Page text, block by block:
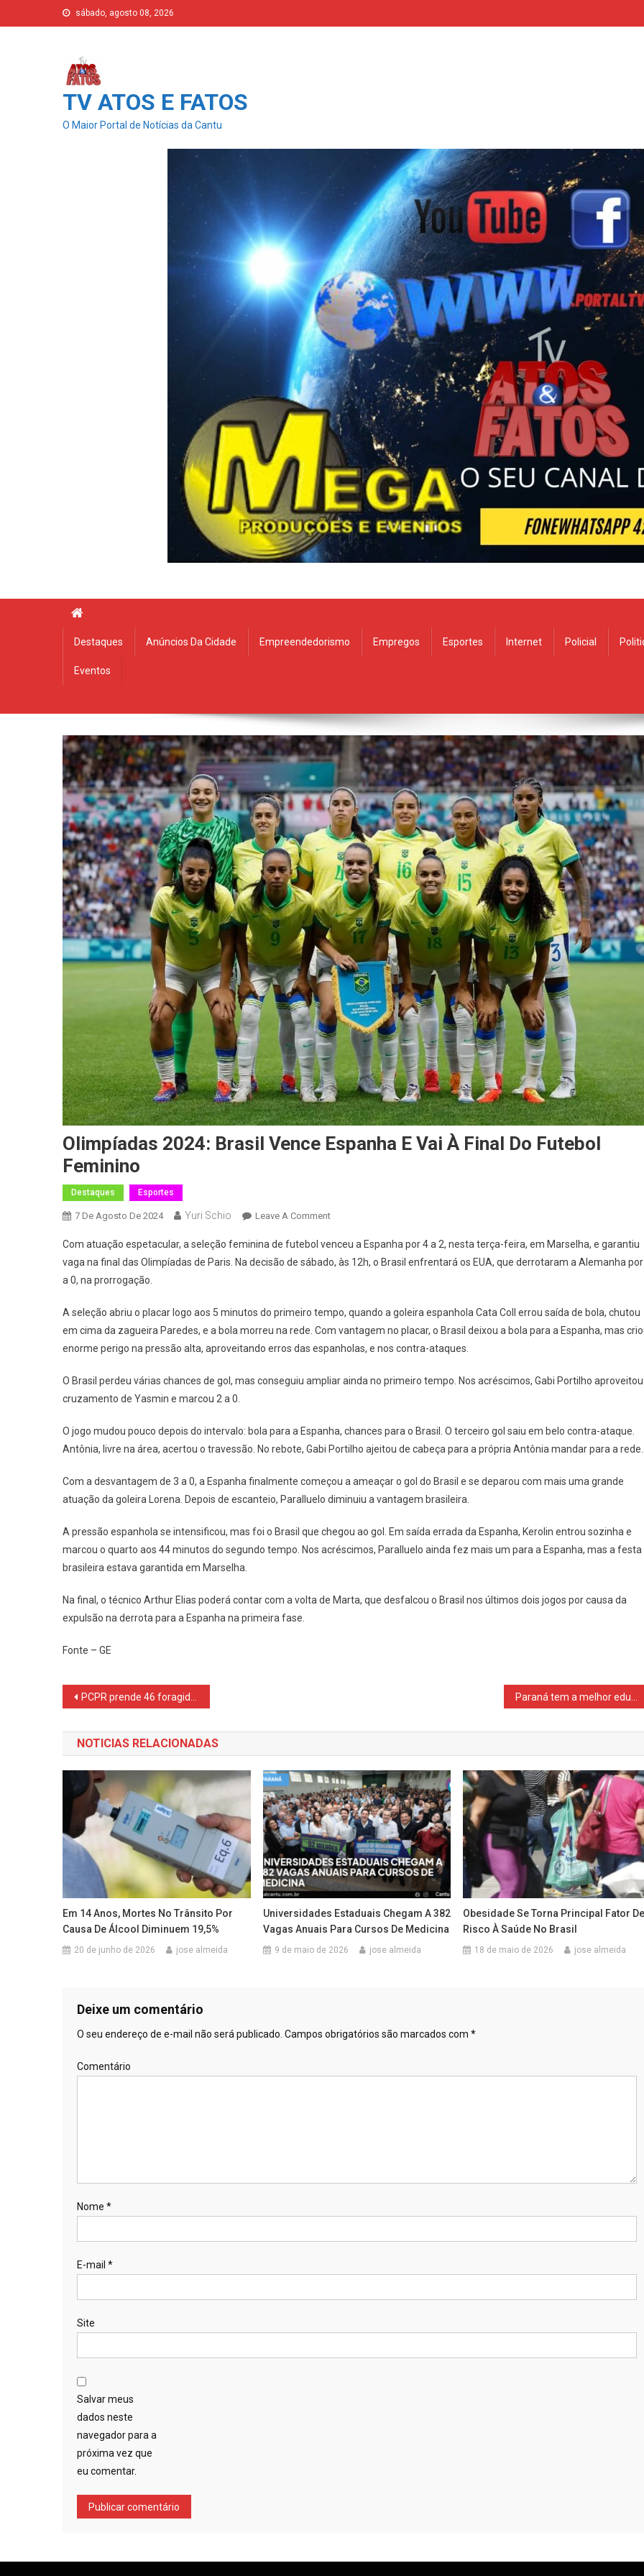
to
sábado, agosto 08, 2026
TV ATOS E FATOS
O Maior Portal de Notícias da Cantu
Destaques Anúncios Da Cidade Empreendedorismo Empregos Esportes Internet Policial
Eventos
Olimpíadas 2024: Brasil Vence Espanha E Vai À Final Do Futebol
Feminino
Destaques Esportes
7 De Agosto De 2024 Yuri Schio Leave A CommentOn
2024:
Brasil
E
Vai
À
Do
Com atuação espetacular, a seleção feminina de futebol venceu a Espanha por 4 a 2, nesta terça-feira, em Marselha, e garantiu
vaga na final das Olimpíadas de Paris. Na decisão de sábado, às 12h, o Brasil enfrentará os EUA, que derrotaram a Alemanha
a 0, na prorrogação.
A seleção abriu o placar logo aos 5 minutos do primeiro tempo, quando a goleira espanhola Cata Coll errou saída de bola, chutou
em cima da zagueira Paredes, e a bola morreu na rede. Com vantagem no placar, o Brasil deixou a bola para a Espanha, mas
enorme perigo na pressão alta, aproveitando erros das espanholas, e nos contra-ataques.
O Brasil perdeu várias chances de gol, mas conseguiu ampliar ainda no primeiro tempo. Nos acréscimos, Gabi Portilho aproveitou
cruzamento de Yasmin e marcou 2 a 0.
O jogo mudou pouco depois do intervalo: bola para a Espanha, chances para o Brasil. O terceiro gol saiu em belo contra-ataque.
Antônia, livre na área, acertou o travessão. No rebote, Gabi Portilho ajeitou de cabeça para a própria Antônia mandar para a rede.
Com a desvantagem de 3 a 0, a Espanha finalmente começou a ameaçar o gol do Brasil e se deparou com mais uma grande
atuação da goleira Lorena. Depois de escanteio, Paralluelo diminuiu a vantagem brasileira.
A pressão espanhola se intensificou, mas foi o Brasil que chegou ao gol. Em saída errada da Espanha, Kerolin entrou sozinha e
marcou o quarto aos 44 minutos do segundo tempo. Nos acréscimos, Paralluelo ainda fez mais um para a Espanha, mas a festa
brasileira estava garantida em Marselha.
Na final, o técnico Arthur Elias poderá contar com a volta de Marta, que desfalcou o Brasil nos últimos dois jogos por causa da
expulsão na derrota para a Espanha na primeira fase.
Fonte – GE
Navegação
de
Post
PCPR prende 46 foragidos por crimes sexuais contra crianças e adolescentes em julho
NOTICIAS RELACIONADAS
Em 14 Anos, Mortes No Trânsito Por
Causa De Álcool Diminuem 19,5%
20 de junho de 2026 jose almeida
Universidades Estaduais Chegam A 382
Vagas Anuais Para Cursos De Medicina
9 de maio de 2026 jose almeida
Obesidade Se Torna Principal Fator
Risco À Saúde No Brasil
18 de maio de 2026 jose almeida
Deixe um comentário
O seu endereço de e-mail não será publicado. Campos obrigatórios são marcados com *
Comentário
Nome *
E-mail *
Site
Salvar meus
dados neste
navegador para a
próxima vez que
eu comentar.